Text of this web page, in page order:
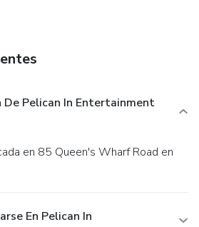
De Pelican In Entertainment
En Pelican In